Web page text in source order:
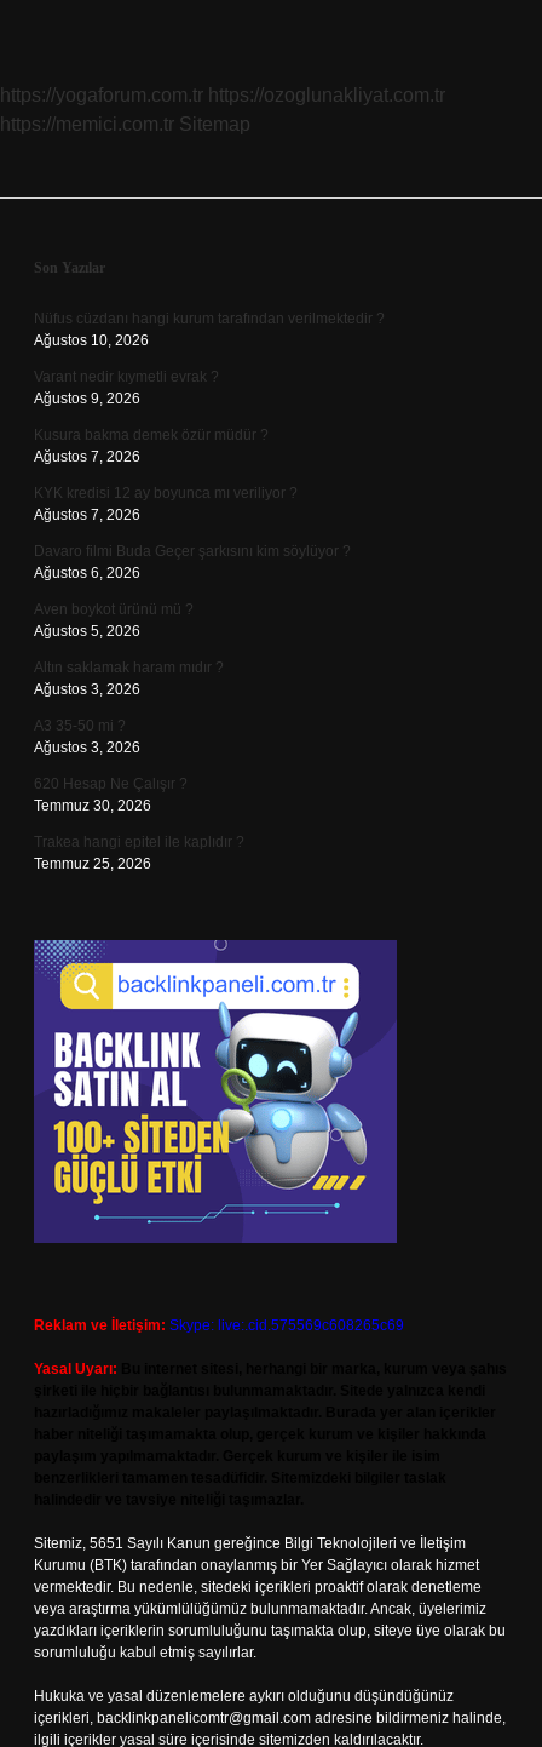
https://yogaforum.com.tr https://ozoglunakliyat.com.tr
https://memici.com.tr Sitemap
Sidebar
Son Yazılar
Nüfus cüzdanı hangi kurum tarafından verilmektedir ?
Ağustos 10, 2026
Varant nedir kıymetli evrak ?
Ağustos 9, 2026
Kusura bakma demek özür müdür ?
Ağustos 7, 2026
KYK kredisi 12 ay boyunca mı veriliyor ?
Ağustos 7, 2026
Davaro filmi Buda Geçer şarkısını kim söylüyor ?
Ağustos 6, 2026
Aven boykot ürünü mü ?
Ağustos 5, 2026
Altın saklamak haram mıdır ?
Ağustos 3, 2026
A3 35-50 mi ?
Ağustos 3, 2026
620 Hesap Ne Çalışır ?
Temmuz 30, 2026
Trakea hangi epitel ile kaplıdır ?
Temmuz 25, 2026
Reklam ve İletişim: Skype: live:.cid.575569c608265c69
Yasal Uyarı:
Sitemiz, 5651 Sayılı Kanun gereğince Bilgi Teknolojileri ve İletişim
Kurumu (BTK) tarafından onaylanmış bir Yer Sağlayıcı olarak hizmet
vermektedir. Bu nedenle, sitedeki içerikleri proaktif olarak denetleme
veya araştırma yükümlülüğümüz bulunmamaktadır. Ancak, üyelerimiz
yazdıkları içeriklerin sorumluluğunu taşımakta olup, siteye üye olarak bu
sorumluluğu kabul etmiş sayılırlar.
Hukuka ve yasal düzenlemelere aykırı olduğunu düşündüğünüz
içerikleri, backlinkpanelicomtr@gmail.com adresine bildirmeniz halinde,
ilgili içerikler yasal süre içerisinde sitemizden kaldırılacaktır.